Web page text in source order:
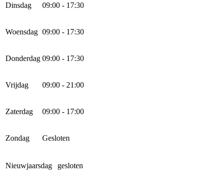
Dinsdag 09:00 - 17:30
Woensdag 09:00 - 17:30
Donderdag 09:00 - 17:30
Vrijdag 09:00 - 21:00
Zaterdag 09:00 - 17:00
Zondag Gesloten
Nieuwjaarsdag gesloten